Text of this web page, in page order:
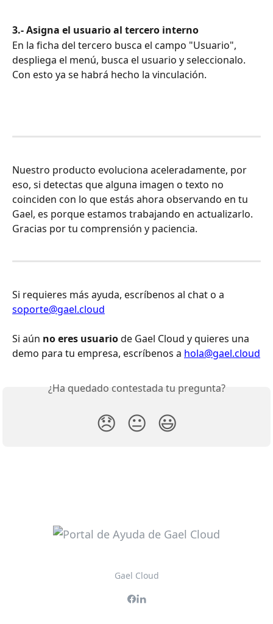
3.- Asigna el usuario al tercero interno
En la ficha del tercero busca el campo "Usuario",
despliega el menú, busca el usuario y seleccionalo.
Con esto ya se habrá hecho la vinculación.
Nuestro producto evoluciona aceleradamente, por
eso, si detectas que alguna imagen o texto no
coinciden con lo que estás ahora observando en tu
Gael, es porque estamos trabajando en actualizarlo.
Gracias por tu comprensión y paciencia.
Si requieres más ayuda, escríbenos al chat o a
soporte@gael.cloud
Si aún no eres usuario de Gael Cloud y quieres una
demo para tu empresa, escríbenos a hola@gael.cloud
¿Ha quedado contestada tu pregunta?
😞 😐 😃
Gael Cloud